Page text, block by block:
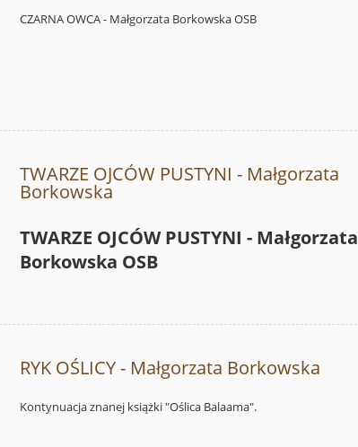
CZARNA OWCA - Małgorzata Borkowska OSB
TWARZE OJCÓW PUSTYNI - Małgorzata
Borkowska
TWARZE OJCÓW PUSTYNI - Małgorzata
Borkowska OSB
RYK OŚLICY - Małgorzata Borkowska
Kontynuacja znanej książki "Oślica Balaama".